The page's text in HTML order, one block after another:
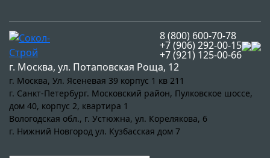
8 (800) 600-70-78
+7 (906) 292-00-15
+7 (921) 125-00-66
г. Москва, ул. Потаповская Роща, 12
г. Москва, Ул. Ясеневая 39 корпус 1 кв 211
г. Санкт-Петербург. Московский район, Пулковское шоссе,
дом 40, корпус 2, квартира 1
Вологодская обл., г. Устюжна, ул. Корелякова, 6
г. Нижний Новгород ул. Кузбасская дом 7